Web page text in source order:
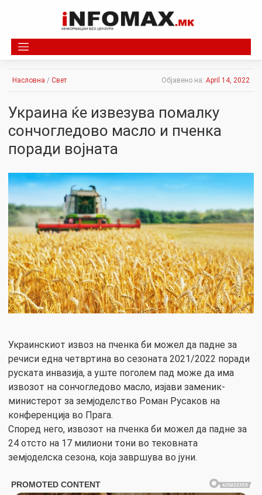
Насловна / Свет Објавено на: April 14, 2022
Украина ќе извезува помалку
сончогледово масло и пченка
поради војната
Украинскиот извоз на пченка би можел да падне за
речиси една четвртина во сезоната 2021/2022 поради
руската инвазија, а уште поголем пад може да има
извозот на сончогледово масло, изјави заменик-
министерот за земјоделство Роман Русаков на
конференција во Прага.
Според него, извозот на пченка би можел да падне за
24 отсто на 17 милиони тони во тековната
земјоделска сезона, која завршува во јуни.